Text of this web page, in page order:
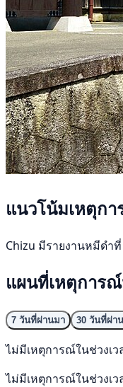
แนวโน้มเหตุก
Chizu มีรายงานหมีดำ
แผนที่เหตุการ
7 วันที่ผ่านมา 30 วันที่ผ่า
ไม่มีเหตุการณ์ในช่วงเว
ไม่มีเหตุการณ์ในช่วงเว